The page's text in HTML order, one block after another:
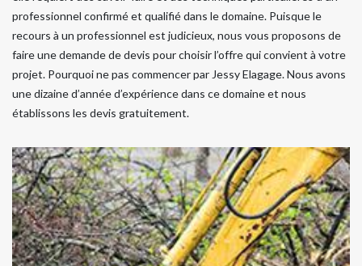
professionnel confirmé et qualifié dans le domaine. Puisque le
recours à un professionnel est judicieux, nous vous proposons de
faire une demande de devis pour choisir l’offre qui convient à votre
projet. Pourquoi ne pas commencer par Jessy Elagage. Nous avons
une dizaine d’année d’expérience dans ce domaine et nous
établissons les devis gratuitement.